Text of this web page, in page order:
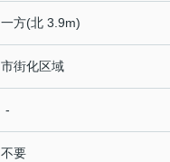
一方(北 3.9m)
市街化区域
-
不要